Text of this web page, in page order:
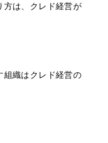
方は、クレド経営が
組織はクレド経営の